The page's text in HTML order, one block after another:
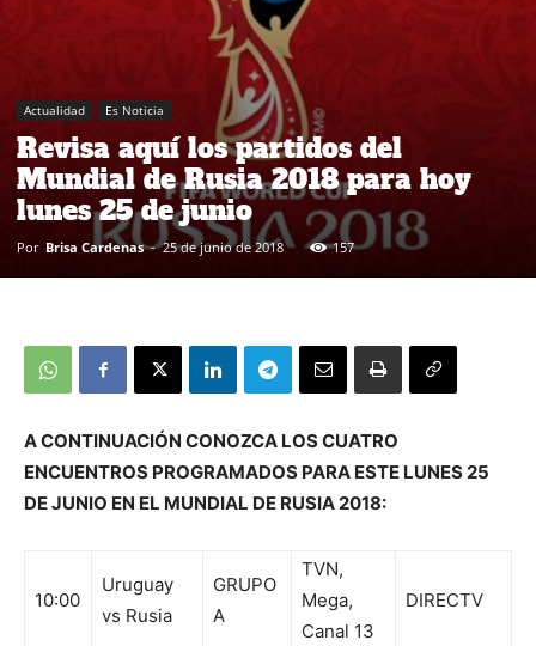
Actualidad Es Noticia
Revisa aquí los partidos del
Mundial de Rusia 2018 para hoy
lunes 25 de junio
Por Brisa Cardenas - 25 de junio de 2018 157
A CONTINUACIÓN CONOZCA LOS CUATRO
ENCUENTROS PROGRAMADOS PARA ESTE LUNES 25
DE JUNIO EN EL MUNDIAL DE RUSIA 2018:
10:00
Uruguay
vs Rusia
GRUPO
A
TVN,
Mega,
Canal 13
DIRECTV